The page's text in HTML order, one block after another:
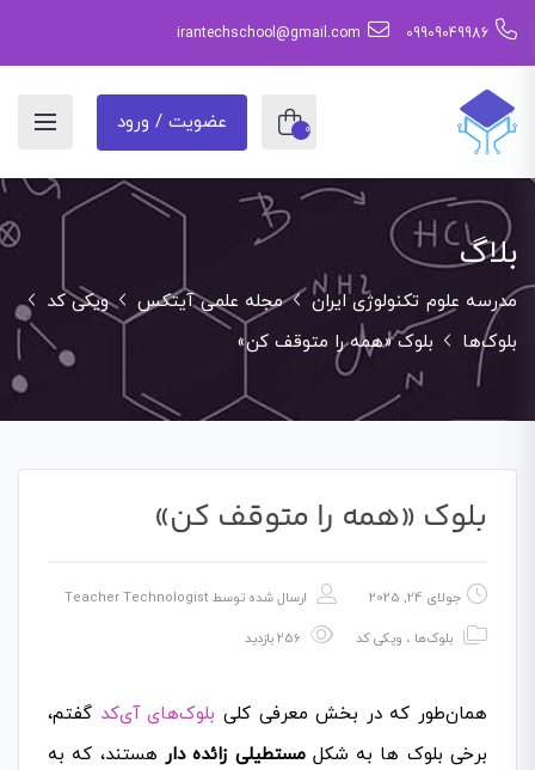
09909049986
irantechschool@gmail.com
0 عضویت / ورود
بلاگ
مدرسه علوم تکنولوژی ایران مجله علمی آیتکس
ویکی کد
بلوک‌ها
بلوک «همه را متوقف کن»
بلوک «همه را متوقف کن»
جولای 24, 2025 ارسال شده توسط Teacher Technologist
بلوک‌ها ، ویکی کد
همان‌طور که در بخش معرفی کلی بلوک‌های آی‌کد گفتم،
برخی بلوک ها به شکلمستطیلی زائده دار هستند، که به